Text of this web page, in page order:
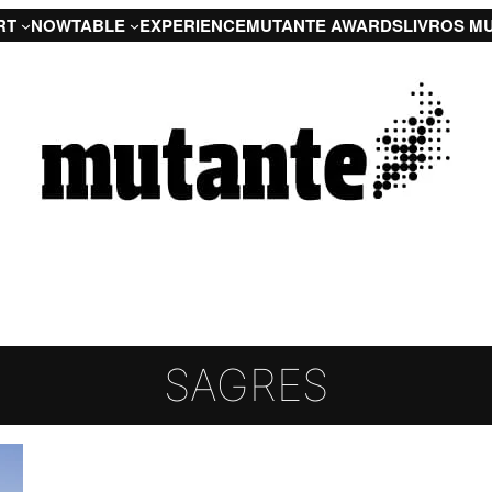
NOWTABLE EXPERIENCEMUTANTE AWARDSLIVROS
SAGRES